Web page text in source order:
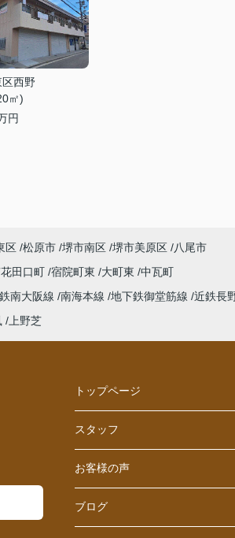
西野
㎡)
円
区 松原市 堺市南区 堺市美原区
八尾市
田口町 宿院町東 大町東 中瓦町
南大阪線 南海本線 地下鉄御堂筋線 近鉄長
上野芝
トップページ
スタッフ
お客様の声
ブログ